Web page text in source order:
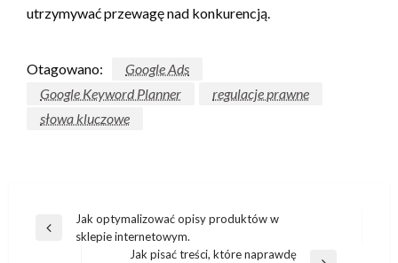
utrzymywać przewagę nad konkurencją.
Otagowano:
Google Ads
Google Keyword Planner
regulacje prawne
słowa kluczowe
Nawigacja
wpisu
Poprzedni
Jak optymalizować opisy produktów w
sklepie internetowym.
Jak pisać treści, które naprawdę